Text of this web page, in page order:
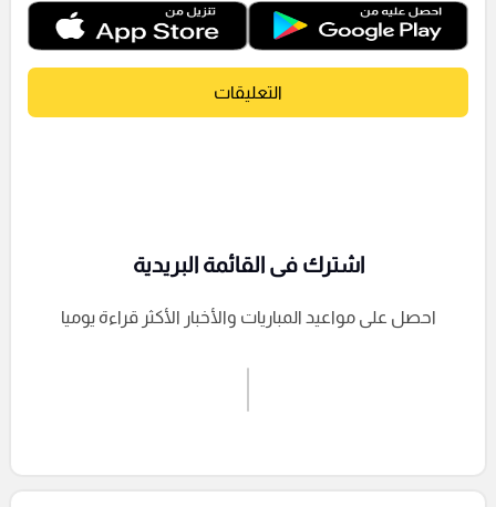
التعليقات
إرسال تعليق
اشترك فى القائمة البريدية
احصل على مواعيد المباريات والأخبار الأكثر قراءة يوميا